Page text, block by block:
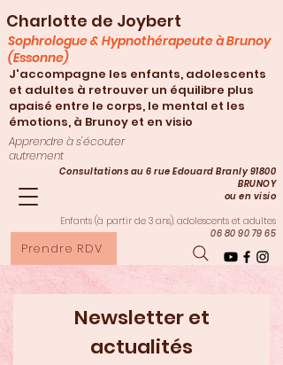
Charlotte de Joybert
Consultations au 6 rue Edouard Branly 91800
BRUNOY
ou en visio
Enfants (à partir de 3 ans), adolescents et adultes
06 80 90 79 65
Apprendre à s'écouter
autrement
Prendre RDV
Sophrologue & Hypnothérapeute à Brunoy
(Essonne)
J'accompagne les enfants, adolescents
et adultes à retrouver un équilibre plus
apaisé entre le corps, le mental et les
émotions, à Brunoy et en visio
Newsletter et
actualités